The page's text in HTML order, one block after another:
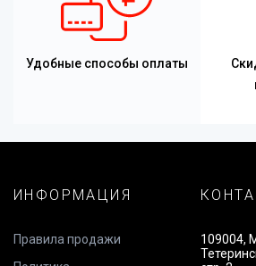
Удобные способы оплаты
ИНФОРМАЦИЯ
Правила продажи
109004,